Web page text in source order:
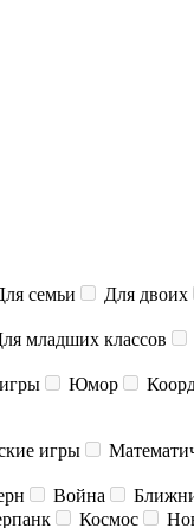
семьи Для двоих
младших классов
Юмор
игры
Война
Космос